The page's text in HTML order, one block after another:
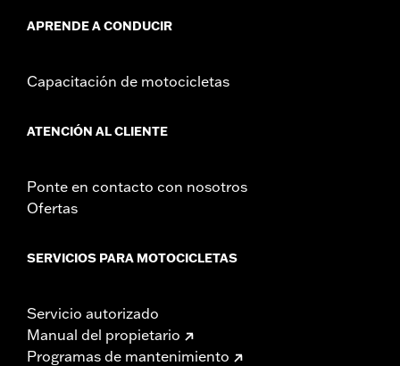
APRENDE A CONDUCIR
Capacitación de motocicletas
ATENCIÓN AL CLIENTE
Ponte en contacto con nosotros
Ofertas
SERVICIOS PARA MOTOCICLETAS
Servicio autorizado
Manual del propietario
Programas de mantenimiento